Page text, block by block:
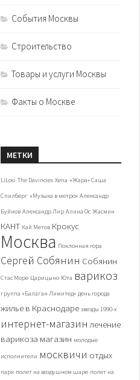
События Москвы
Строительство
Товары и услуги Москвы
Факты о Москве
МЕТКИ
LiLosi The Davincies Xena «Жара» Саша
Спилберг «Музыка в метро» Александр
Буйнов Александр Лир Алина Ос Жасмин
КАНТ Кай Метов Крокус
Москва Поклонная гора
Сергей Собянин Собянин
Стас Море Царицыно Юта варикоз
группа «Балаган Лимитед» день города
жилье в Краснодаре звезды 1990-х
интернет-магазин лечение
варикоза магазин молодые
исполнители москвичи отдых
парк полет на воздушном шаре полет на